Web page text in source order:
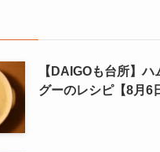
【DAIGOも台所】ハ
グーのレシピ【8月6